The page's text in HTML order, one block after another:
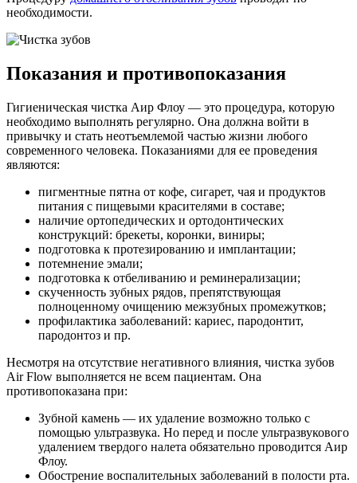
необходимости.
Показания и противопоказания
Гигиеническая чистка Аир Флоу — это процедура, которую
необходимо выполнять регулярно. Она должна войти в
привычку и стать неотъемлемой частью жизни любого
современного человека. Показаниями для ее проведения
являются:
пигментные пятна от кофе, сигарет, чая и продуктов
питания с пищевыми красителями в составе;
наличие ортопедических и ортодонтических
конструкций: брекеты, коронки, виниры;
подготовка к протезированию и имплантации;
потемнение эмали;
подготовка к отбеливанию и реминерализации;
скученность зубных рядов, препятствующая
полноценному очищению межзубных промежутков;
профилактика заболеваний: кариес, пародонтит,
пародонтоз и пр.
Несмотря на отсутствие негативного влияния, чистка зубов
Air Flow выполняется не всем пациентам. Она
противопоказана при:
Зубной камень — их удаление возможно только с
помощью ультразвука. Но перед и после ультразвукового
удалением твердого налета обязательно проводится Аир
Флоу.
Обострение воспалительных заболеваний в полости рта.